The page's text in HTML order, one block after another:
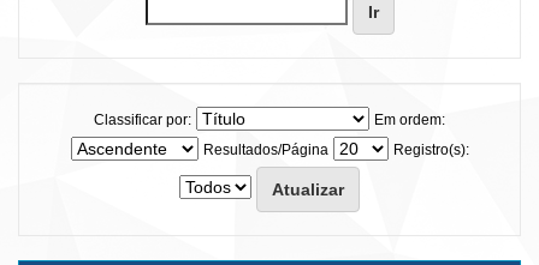
Classificar por:
Em ordem:
Resultados/Página
Registro(s):